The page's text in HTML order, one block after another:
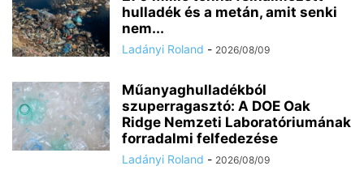
hulladék és a metán, amit senki
nem...
Ladányi Roland - 2026/08/09
Műanyaghulladékból
szuperragasztó: A DOE Oak
Ridge Nemzeti Laboratóriumának
forradalmi felfedezése
Ladányi Roland - 2026/08/09